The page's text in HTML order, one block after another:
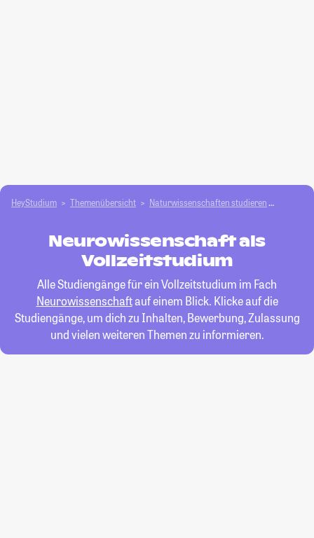
HeyStudium Themenübersicht Natur­wissenschaften studieren
Neurowissenschaft als
Vollzeitstudium
Alle Studiengänge für ein Vollzeitstudium im Fach
Neurowissenschaftauf einem Blick. Klicke auf die
Studiengänge, um dich zu Inhalten, Bewerbung, Zulassung
und vielen weiteren Themen zu informieren.